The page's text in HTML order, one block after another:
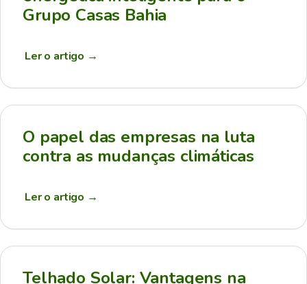
Grupo Casas Bahia
Ler o artigo →
O papel das empresas na luta
contra as mudanças climáticas
Ler o artigo →
Telhado Solar: Vantagens na